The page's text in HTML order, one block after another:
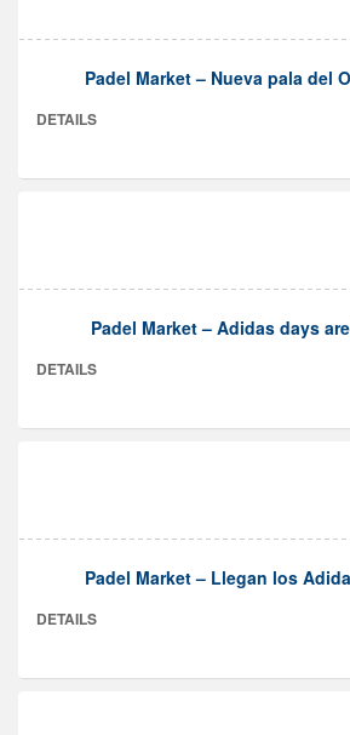
Padel Market – Nueva pala del
DETAILS
Padel Market – Adidas days
DETAILS
Padel Market – Llegan los
DETAILS